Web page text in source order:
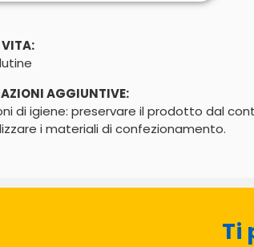
VITA:
AGGIUNTIVE:
di igiene: preservare il prodotto dal
i materiali di confezionamento.
Ti